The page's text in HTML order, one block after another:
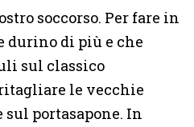
soccorso. Per fare in
durino di più e che
sul classico
le vecchie
portasapone. In